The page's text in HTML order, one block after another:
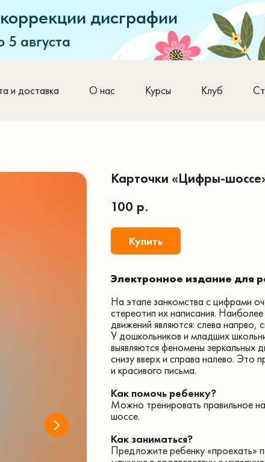
5 августа
дисграфии
и доставка О нас Курсы Клуб
Карточки «Цифры-
100 р.
Купить
Электронное издание для
На этапе занкомства с цифрами
стереотип их написания.
движений являются: слева напрво,
У дошкольников и младших
выявляются феномены зеркальных
снизу вверх и справа налево. Это
и красивого письма.
Как помочь ребенку?
Можно тренировать правильное
шоссе.
Как заниматься?
Предложите ребенку «проехать»